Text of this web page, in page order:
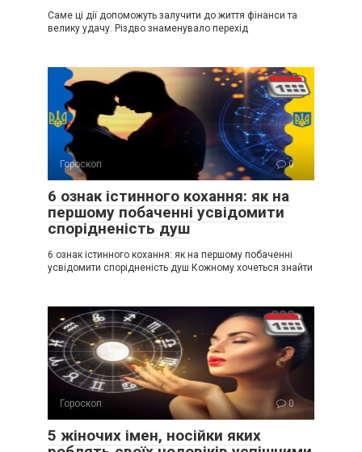
Саме ці дії допоможуть залучити до життя фінанси та
велику удачу. Різдво знаменувало перехід
Гороскоп 0
6 ознак істинного кохання: як на
першому побаченні усвідомити
спорідненість душ
6 ознак істинного кохання: як на першому побаченні
усвідомити спорідненість душ Кожному хочеться знайти
Гороскоп 0
5 жіночих імен, носійки яких